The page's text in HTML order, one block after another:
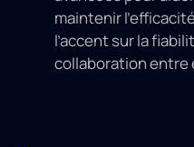
maintenir
l’accent sur la
collaboration entre